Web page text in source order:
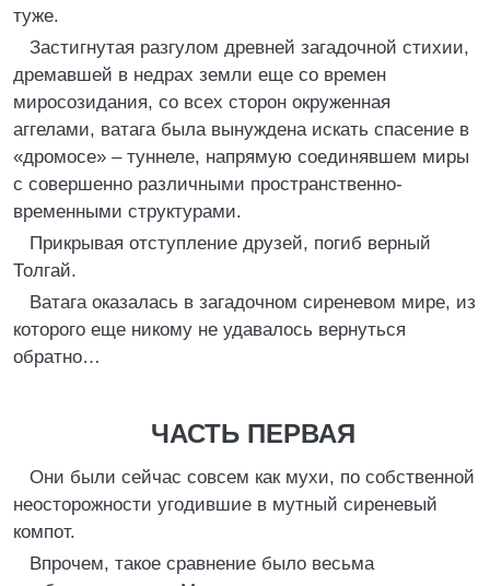
туже.
Застигнутая разгулом древней загадочной стихии,
дремавшей в недрах земли еще со времен
миросозидания, со всех сторон окруженная
аггелами, ватага была вынуждена искать спасение в
«дромосе» – туннеле, напрямую соединявшем миры
с совершенно различными пространственно-
временными структурами.
Прикрывая отступление друзей, погиб верный
Толгай.
Ватага оказалась в загадочном сиреневом мире, из
которого еще никому не удавалось вернуться
обратно…
ЧАСТЬ ПЕРВАЯ
Они были сейчас совсем как мухи, по собственной
неосторожности угодившие в мутный сиреневый
компот.
Впрочем, такое сравнение было весьма